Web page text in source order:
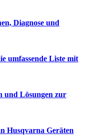
Diagnose und
umfassende Liste mit
und Lösungen zur
Husqvarna Geräten